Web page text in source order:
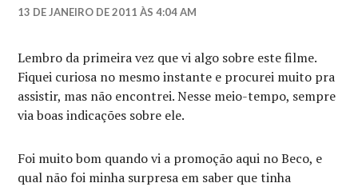
13 DE JANEIRO DE 2011 ÀS 4:04 AM
Lembro da primeira vez que vi algo sobre este filme.
Fiquei curiosa no mesmo instante e procurei muito pra
assistir, mas não encontrei. Nesse meio-tempo, sempre
via boas indicações sobre ele.
Foi muito bom quando vi a promoção aqui no Beco, e
qual não foi minha surpresa em saber que tinha